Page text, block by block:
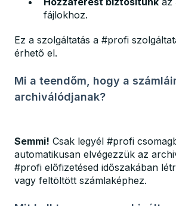
fájlokhoz.
Ez a szolgáltatás a #profi
érhető el.
Mi a teendőm, hogy a
archiválódjanak?
Semmi! Csak legyél #profi
automatikusan elvégezzük az
#profi előfizetésed időszakában
vagy feltöltött számlaképhez.